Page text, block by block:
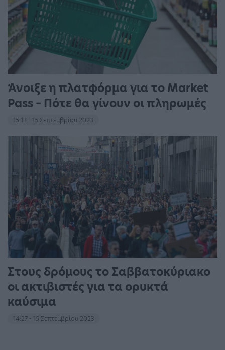
Άνοιξε η πλατφόρμα για το Market
Pass – Πότε θα γίνουν οι πληρωμές
15:13 - 15 Σεπτεμβρίου 2023
Στους δρόμους το Σαββατοκύριακο
οι ακτιβιστές για τα ορυκτά
καύσιμα
14:27 - 15 Σεπτεμβρίου 2023